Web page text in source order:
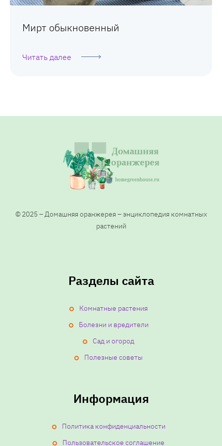
Мирт обыкновенный
Читать далее
© 2025 – Домашняя оранжерея – энциклопедия комнатных
растений
Разделы сайта
Комнатные растения
Болезни и вредители
Сад и огород
Полезные советы
Информация
Политика конфиденциальности
Пользовательское соглашение